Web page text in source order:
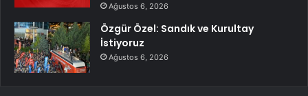
Ağustos 6, 2026
Özgür Özel: Sandık ve Kurultay
İstiyoruz
Ağustos 6, 2026